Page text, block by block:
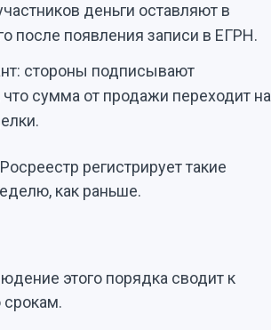
деньги оставляют в
после появления записи в ЕГРН.
стороны подписывают
сумма от продажи переходит на
регистрирует такие
как раньше.
этого порядка сводит к